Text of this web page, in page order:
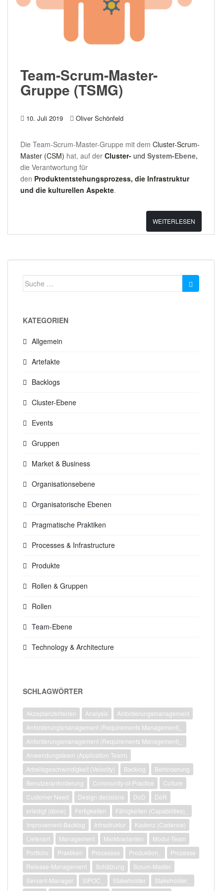
Team-Scrum-Master-
Gruppe (TSMG)
10. Juli 2019 Oliver Schönfeld
Die Team-Scrum-Master-Gruppe mit dem Cluster-Scrum-
Master (CSM) hat, auf der Cluster- und System-Ebene,
die Verantwortung für
den Produktentstehungsprozess, die Infrastruktur
und die kulturellen Aspekte.
WEITERLESEN
Suche
KATEGORIEN
Allgemein
Artefakte
Backlogs
Cluster-Ebene
Events
Gruppen
Market & Business
Organisationsebene
Organisatorische Ebenen
Pragmatische Praktiken
Processes & Infrastructure
Produkte
Rollen & Gruppen
Rollen
Team-Ebene
Technology & Architecture
SCHLAGWÖRTER
Akzeptanzkriterien Analysis
Anforderungsmanagement
Anforderungsmanagement (Requirements Management)_
Anforderungsmanagement (Requirements Management)_
Anwendungsteam (Application Team)
Arbeitsgeschwindigkeit (Velocity)
Backlog
Behinderung
Benutzeranforderung
Community-of-Practice
Culture
Customer Need
Design decisions DoD
DoR
erledigt (done)
Fertigkeiten
Fähigkeiten (Capabilities)_
Improvement-Backlog
Infrastruktur
Kadenz (Cadence)
Lieferant
Management Marktvarianten
Modul-Team
Portfolio
Praktiken Processes Produktion_
Prozesse
Release-Management
Schätzung
Scrum-Master
Servant-Manager
SIPOC_ Stakeholder
Stakeholder_